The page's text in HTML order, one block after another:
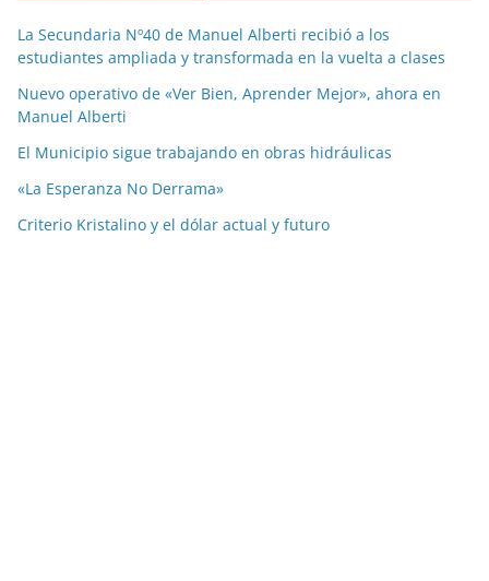
La Secundaria Nº40 de Manuel Alberti recibió a los
estudiantes ampliada y transformada en la vuelta a clases
Nuevo operativo de «Ver Bien, Aprender Mejor», ahora en
Manuel Alberti
El Municipio sigue trabajando en obras hidráulicas
«La Esperanza No Derrama»
Criterio Kristalino y el dólar actual y futuro